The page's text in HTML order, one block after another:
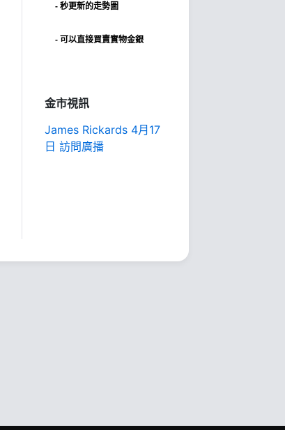
- 秒更新的走勢圖
- 可以直接買賣實物金銀
金市視訊
James Rickards 4月17
日 訪問廣播